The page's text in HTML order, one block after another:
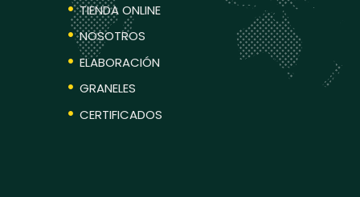
TIENDA ONLINE
NOSOTROS
ELABORACIÓN
GRANELES
CERTIFICADOS